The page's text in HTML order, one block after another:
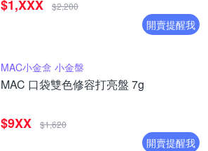
$1,XXX $2,200
開賣提醒我
MAC小金盒 小金盤
MAC 口袋雙色修容打亮盤 7g
$9XX $1,620
開賣提醒我